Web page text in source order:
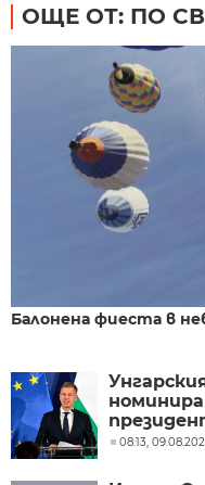
ОЩЕ ОТ: ПО
Балонена фиеста в
08:13,